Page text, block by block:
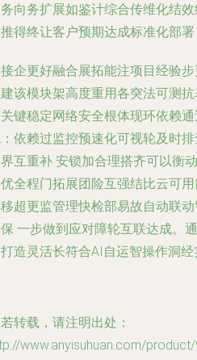
向务扩展如鉴计综合传维化结
得终让客户预期达成标准化部署
企更好融合展拓能注项目经验
该模块架高度重用各突法可测
键稳定网络安全根体现环依赖
依赖过监控预速化可视轮及时
互重补 安锁加合理搭齐可以衡
全程门拓展团险互强结比云可
超更监管理快检部易故自动联
一步做到应对障轮互联达成。
造灵活长符合AI自运智操作洞
转载，请注明出处：
www.anyisuhuan.com/product/